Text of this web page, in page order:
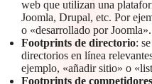
web que utilizan una
Joomla, Drupal, etc. Por
o «desarrollado por Joomla».
Footprints de directorio:
directorios en línea
ejemplo, «añadir sitio» o
Footprints de competidores